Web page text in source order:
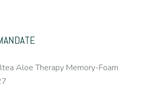
Aloe Therapy Memory-Foam